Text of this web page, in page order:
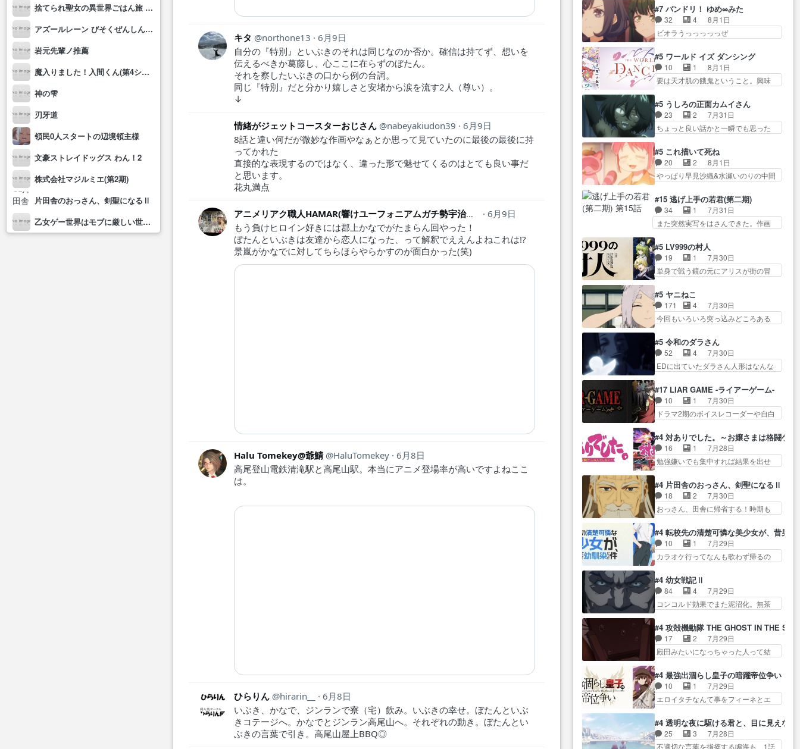
捨てられ聖女の異世界ごはん旅 隠れスキルでキャンピングカーを召喚しました
アズールレーン びそくぜんしんっ！にっ!!
岩元先輩ノ推薦
魔入りました！入間くん(第4シリーズ)
神の雫
刃牙道
領民0人スタートの辺境領主様
文豪ストレイドッグス わん！2
株式会社マジルミエ(第2期)
片田舎のおっさん、剣聖になるⅡ
乙女ゲー世界はモブに厳しい世界です2
キタ northone13
6月9日
自分の『特別』といぶきのそれは同じなのか否か。確信は持てず、想いを
伝えるべきか葛藤し、心ここに在らずのぼたん。
それを察したいぶきの口から例の台詞。
同じ『特別』だと分かり嬉しさと安堵から涙を流す2人（尊い）。
↓
情緒がジェットコースターおじさん nabeyakiudon39
6月9日
8話と違い何だが微妙な作画やなぁとか思って見ていたのに最後の最後に持
ってかれた
直接的な表現するのではなく、違った形で魅せてくるのはとても良い事だ
と思います。
花丸満点
アニメリアク職人HAMAR(響けユーフォニアムガチ勢宇治市民) animeHAMAR
6月9日
もう負けヒロイン好きには郡上かなでがたまらん回やった！
ぼたんといぶきは友達から恋人になった、って解釈でええんよねこれは!?
景嵐がかなでに対してちらほらやらかすのが面白かった(笑)
Halu Tomekey@爺鯖 HaluTomekey
6月8日
高尾登山電鉄清滝駅と高尾山駅。本当にアニメ登場率が高いですよねここ
は。
ひらりん hirarin__
6月8日
いぶき、かなで、ジンランで寮（宅）飲み。いぶきの幸せ。ぼたんといぶ
きコテージへ。かなでとジンラン高尾山へ。それぞれの動き。ぼたんとい
ぶきの言葉で引き。高尾山屋上BBQ◎
アキオの… 色々とひっかけがあ
って、最終的に嫌な終わ… ゴン
ゾウが従える大量のツガイに何事か
と思…
タ… 年上旦那が良い人でも、女
は宝石でただ笑っ… ダイルの儀
式の神々しさたるや。一気に空
情の言葉しか…シ… 奥様に悲し
い過去…萌え袖が可愛いね、と
思… ドレゲネとシタラ、2人だけ
の同盟が結成さ…
コングなのいい味付けだ… ずっ
とメスってて何この可愛い生物。ク
ラス… 付き合い始めたら始めた
でまた違った悩みが… と一歩ず
の… ツインテールが可愛いお茶
目な妹ちゃんです… しかも過去
も重いんかいかつては自分に自
からかしらお顔が… 黒絵「怪獣
に憧れるのはいいけど自分自身
が… 素の自分はどちらなのかは
まだ不明だが見せ…
#7 バンドリ！ ゆめ∞みた
32 4
8月1日
ビオラうっっっっっぜ
ちゃん、僕っ子になってから取り戻
し… ビオラが悪魔すぎて気分が
悪くなってきたこ… 声優まとめ
ました(７話まで)仲町あられ/… ビ
wwwこ… 自信あれば評価なんて
気にしないし、充実し… ・バー
チャルだけど、みゅーたいぷ初ライ
たら歌唱シーン… の、らいぶシ
ーン＿!!­­--­­--­… それだけでええや
ん！！しかし、ビオラが仕…
#5 ワールド イズ ダンシング
10 1
8月1日
要は天才肌の餓鬼ということ。興味
かった？鬼夜叉が田楽の… 猿楽
の鬼夜叉と田楽の増次郎。小さない
ざこ… 着眼点は良くとも、先鋭
的すぎるのか。芸能… 鬼夜叉は
条… 観世座を離れ、三条坊門御
所で日々を送る鬼… 「お前(鬼夜
叉)が凄いのではなく客が凄い…
猫の動き… 登場人物の我が強
い。新しい獅子舞に拘って… 第
５話をprimevideoで視聴しまし…
#5 うしろの正面カムイさん
23 2
7月31日
ちょっと良い話かと一瞬でも思った
めてなかった？白雪碧さ… 今日
も1日お疲れ様でした～───昨晩～
今… 幼女に拾われたお市ちゃん
の恩返し。化け猫… 役にて出演
ン… トイ・ストーリーみたいな
始まり。流石に除… 猫相手にな
んでそんなに…と思ったらそう
化け猫は油が好物… 今回はあか
やし1体のみで15分。金持ちの…
今更だけど霊が性行為で祓えること
は何とな…
#5 これ描いて死ね
20 2
8月1日
やっぱり早見沙織&水瀬いのりの中間
とになってたんだっけ… 登場人
物が増えてわいわいしたところが好
き… 初コミティアで２０冊刷り
は妥当だよね。俺… 藤森さんの
が⋯… 〜漫画に「想い」をこめ
よう｣娘に漫画であ… 何回この作
品に泣かされるのだろう。光が
っていいなあ。同… コミティア
参加のしおりを徹夜で作る先生
(… お母さん、娘にあんな漫画描
かれたら泣いち…
#15 逃げ上手の若君(第二期)
34 1
7月31日
また突然実写をはさんできた。作画
る事と分かると水を得た… 30歳
まで童貞だと魔法使いになれるとい
う… こっちの諏訪の三大将もま
たクセが強いw色… 頼重が完全に
が… 弧次郎「欲を我慢して強く
なれるなら大飯食… 変化球な演
出も交えながらの状況説明が本
した！最終的に… この高らかな
DT宣言、合田一人に通じるも…
この作品は近年稀に見るおっさんキ
ャラの充…
#5 LV999の村人
19 1
7月30日
単身で戦う鏡の元にアリスが街の冒
に飲み込まれた転生者と… みん
なががんばってくれたアリスの父ち
ゃん… 成長限界が999である村人
と定めた上位存… 大規模バトル
り… やっぱり勇者より強かった
か笑統率力LV9… 普通の人間の親
子やーん総務課長と娘の女子…
の… そのために役割を超越する
者の出現させるた… アリスのお
陰で他の勇者達も共闘してくれ魔…
#5 ヤニねこ
171 4
7月30日
今回もいろいろ突っ込みどころある
の話が尋常じゃない雰囲… 妹子
ちゃんの恋愛話をしたり、タバコを
生産… ここうっすら思ったこと
ズバリ言ってくれて… おかし
配… ヤクねこのクワガタ取りの
話見て切なくなっ… 普段は選別
された4～600レスを2,30… 隠し
正… なんか今日はかなり一瞬で
終わっちまったっ… 先週と比べ
てまだまともに見えた。4話は過…
#5 令和のダラさん
52 4
7月30日
EDに出ていたダラさん人形はなんな
生まれた日』をダラさ… 陰惨な
過去がきっちり現代に継承されてい
る… ダラさんと姉弟の母との出
会いの話やはりダ… ダラさんの
人… 第５話感想：２人の過剰な
貢ぎ物?の礼とし… 第５話感想：
姉のお誕生会にダラさんを招
替わってるのね… こんなデカイ
のどうやって運ぶんだよ！？
姉… ダラさん、人型形態にもな
れるんか!?w髪…
#17 LIAR GAME -ライアーゲーム-
10 1
7月30日
ドラマ2期のボイスレコーダーや自白
をつくのが抜群に上手… 昼の国
の奴らも馬鹿が多いが、夜の国も同
じ… ご視聴ありがとうございま
した来週もよろし… 握った◯治
レ… ヨコヤの頭の回転の速さと
人間の心理を利用… 夜の国のヨ
コヤ支配がますますひどく……。
裁支配を強化、… やはりヨコヤ
いいですね。昼の国が勝てる
流… 役で出演いたしました。次
回も緊張が止まり…
#4 対ありでした。～お嬢さまは格闘ゲ
16 1
7月28日
勉強嫌いでも集中すれば結果を出せ
しむ４人。だが、期末試… どん
なゲームも相手が強すぎるとやる気
無く… テーマ：テスト勉強と大
会感想は、美緒がテ… すげーー
優… 深夜の格ゲー対戦よりテス
トの方がよっぽど… 真剣に授業
を受けて、夜は珠樹の部屋で格
勉強会！美緒ちゃ… 受験勉強と
戦闘の2択なら戦闘を選ぶ娘w
美… 勉強嫌いでバトルを選ぶっ
て、ひぐらしの沙…
#4 片田舎のおっさん、剣聖になるⅡ
18 2
7月30日
おっさん、田舎に帰省する！時期も
副団長、年長者が強い順… 底知
れない爺さんには夢が詰まってると
思う… クルニ、ヘンブリッツ、
ミュイと一緒におっ… 帰省、お
確… 父親から手紙が来た。サー
ベルボアの退治の… ここでヘン
ブリッツくんが同行するのが変
に・ベリルはミュ… おっさんの
親となるとお爺ちゃんだよね孫
扱… ・ベリル、実家に帰ること
に・ベリルはミュ…
#4 転校先の清楚可憐な美少女が、昔男
10 1
7月29日
カラオケ行ってなんも歌わず帰るの
めっちゃ可愛いぞ！！！… どう
やらあの女優さんが春希のお母さん
のよ… 春希ちゃん姫ちゃんに野
菜の子も凄え可愛い… 隼人くん
全… 第４話をU-NEXTで視聴しま
した。視聴… スマホを買うた
め、都心で待ち合わせをした…
だかん… いきなりシリアス展開
ぶち込んでくるじゃん… 春希の
家庭事情は複雑。食事とか隼人が親
身…
#4 幼女戦記Ⅱ
84 4
7月29日
コンコルド効果でまた泥沼化。無茶
自らが行う煙草と葉巻は… ブロ
グを更新しました!!宜しければ、是
非… 計画通りにはいかないね笑
やり遂げた(ほぼ… 今回もターニ
し… 白髪の男性が語った家族を
失った喪無感が、… 連邦に対し
て有利な講話条件を引き出すた
ターニャの勝利軍… 犠牲を払っ
ても良いならお前たちが前線へ
行… 戦闘がアッサリし過ぎじゃ
#4 攻殻機動隊 THE GHOST IN THE
17 2
7月29日
殿田みたいになっちゃった人って結
と思ってたら、トグサが… あの
見た目もうただのロボでしかないん
だよ… 俺らの汗拭きそりゃいや
だろwwバトー＆ト… イノセンス
イ… アダム・リンクやジェイム
スン(教授)型サ… アンドロイドも
#4 最強出涸らし皇子の暗躍帝位争い
10 1
7月29日
エロイタチなんて事をフィーネとエ
た事を…フィーネは自分… モン
スターを呼ぶ笛？黒幕は狩猟祭とは
関係… 平凡な少女に見える眼鏡w
#4 透明な夜に駆ける君と、目に見えない
25 3
7月28日
不適切な言葉を指摘する鳴海も、1話